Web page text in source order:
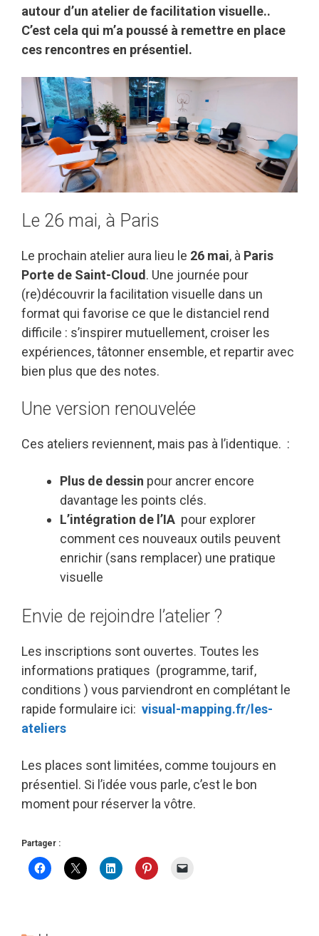
autour d’un atelier de facilitation visuelle..
C’est cela qui m’a poussé à remettre en place
ces rencontres en présentiel.
Le 26 mai, à Paris
Le prochain atelier aura lieu le 26 mai, à Paris
Porte de Saint-Cloud. Une journée pour
(re)découvrir la facilitation visuelle dans un
format qui favorise ce que le distanciel rend
difficile : s’inspirer mutuellement, croiser les
expériences, tâtonner ensemble, et repartir avec
bien plus que des notes.
Une version renouvelée
Ces ateliers reviennent, mais pas à l’identique. :
Plus de dessin pour ancrer encore
davantage les points clés.
L’intégration de l’IA pour explorer
comment ces nouveaux outils peuvent
enrichir (sans remplacer) une pratique
visuelle
Envie de rejoindre l’atelier ?
Les inscriptions sont ouvertes. Toutes les
informations pratiques (programme, tarif,
conditions ) vous parviendront en complétant le
rapide formulaire ici: visual-mapping.fr/les-
ateliers
Les places sont limitées, comme toujours en
présentiel. Si l’idée vous parle, c’est le bon
moment pour réserver la vôtre.
Partager :